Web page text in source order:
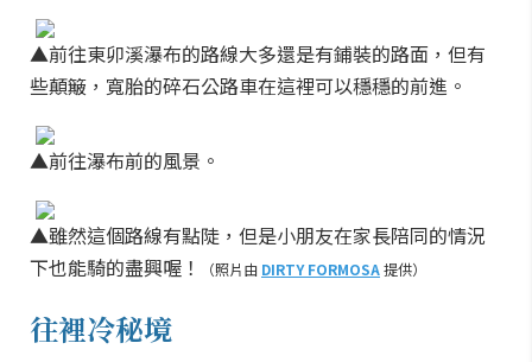
▲前往東卯溪瀑布的路線大多還是有鋪裝的路面，但有
些顛簸，寬胎的碎石公路車在這裡可以穩穩的前進。
▲前往瀑布前的風景。
▲雖然這個路線有點陡，但是小朋友在家長陪同的情況
下也能騎的盡興喔！
（照片由 DIRTY FORMOSA提供）
往裡冷秘境